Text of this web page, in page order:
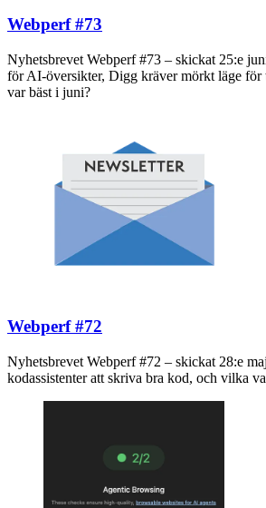
Webperf #73
Nyhetsbrevet Webperf #73 – skickat 25:e
för AI-översikter, Digg kräver mörkt läge
var bäst i juni?
Webperf #72
Nyhetsbrevet Webperf #72 – skickat 28:e
kodassistenter att skriva bra kod, och vilka